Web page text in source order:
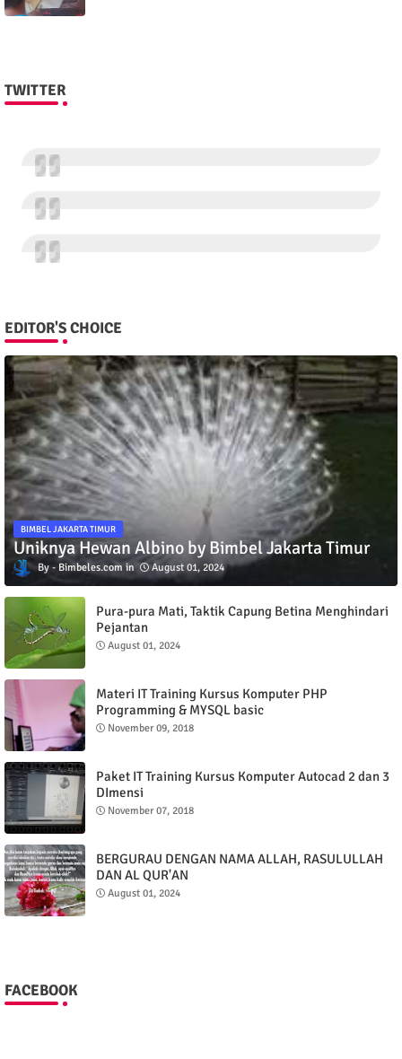
TWITTER
EDITOR'S CHOICE
BIMBEL JAKARTA TIMUR
Uniknya Hewan Albino by Bimbel Jakarta Timur
Bimbeles.com August 01, 2024
Pura-pura Mati, Taktik Capung Betina Menghindari
Pejantan
August 01, 2024
Materi IT Training Kursus Komputer PHP
Programming & MYSQL basic
November 09, 2018
Paket IT Training Kursus Komputer Autocad 2 dan 3
DImensi
November 07, 2018
BERGURAU DENGAN NAMA ALLAH, RASULULLAH
DAN AL QUR'AN
August 01, 2024
FACEBOOK